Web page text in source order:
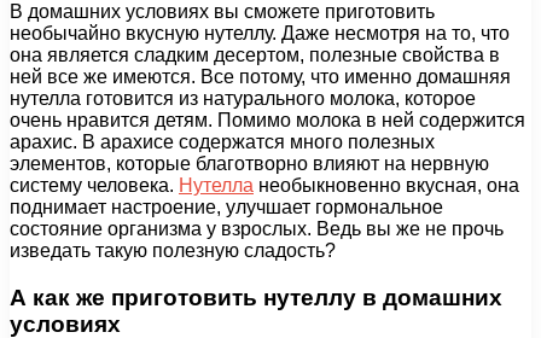
В домашних условиях вы сможете приготовить
необычайно вкусную нутеллу. Даже несмотря на то, что
она является сладким десертом, полезные свойства в
ней все же имеются. Все потому, что именно домашняя
нутелла готовится из натурального молока, которое
очень нравится детям. Помимо молока в ней содержится
арахис. В арахисе содержатся много полезных
элементов, которые благотворно влияют на нервную
систему человека. Нутелла необыкновенно вкусная, она
поднимает настроение, улучшает гормональное
состояние организма у взрослых. Ведь вы же не прочь
изведать такую полезную сладость?
А как же приготовить нутеллу в домашних
условиях